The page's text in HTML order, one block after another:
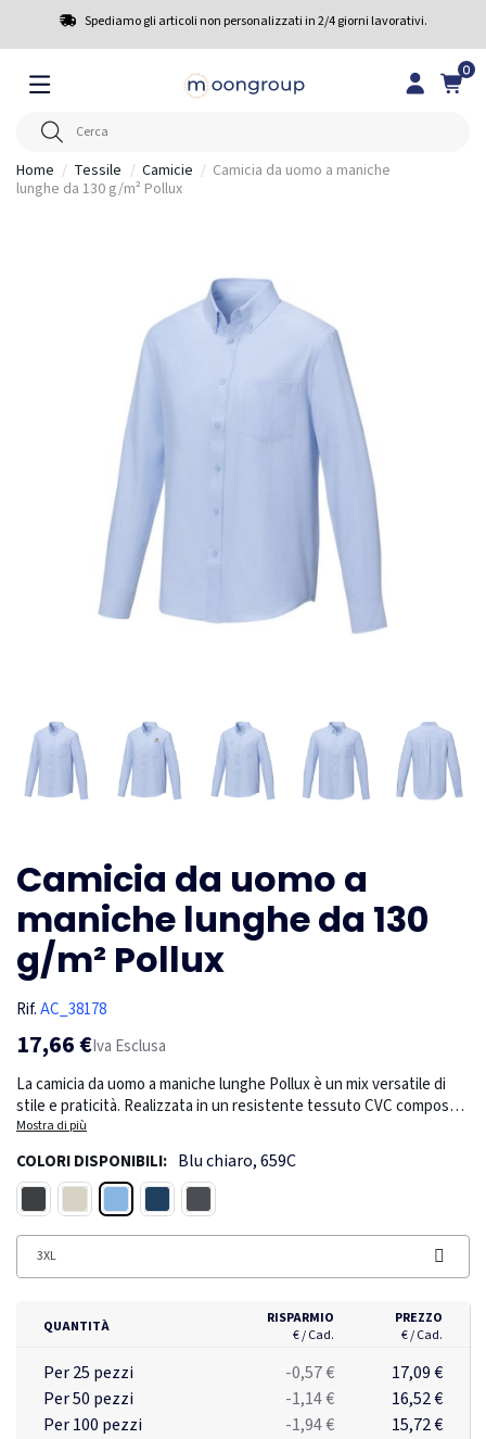
Spediamo gli articoli non personalizzati in 2/4 giorni lavorativi.
0
Home Tessile Camicie
Camicia da uomo a maniche
lunghe da 130 g/m² Pollux
Camicia da uomo a
maniche lunghe da 130
g/m² Pollux
Rif.AC_38178
17,66 €Iva Esclusa
La camicia da uomo a maniche lunghe Pollux è un mix versatile di
stile e praticità. Realizzata in un resistente tessuto CVC composto
per il 55% da cotone e per il 45% da poliestere, questa camicia offre
resistenza alle pieghe e combina la durata con una sensazione di
leggerezza e morbidezza. La camicia è dotata di una tasca sul petto
per una maggiore funzionalità. La piega centrale sul retro mette in
mostra dettagli sottili ma raffinati, mentre le opzioni di
personalizzazione interna consentono di dare un tocco personale.
Inoltre, l'etichetta principale con taglio a strappo garantisce un
comfort senza etichette, rendendo questa camicia un'ottima
Mostra di più
COLORI DISPONIBILI: Blu chiaro, 659C
3XL
QUANTITÀ
RISPARMIO
€ / Cad.
PREZZO
€ / Cad.
Per 25 pezzi -0,57 €
17,09 €
Per 50 pezzi
-1,14 €
16,52 €
Per 100 pezzi
-1,94 € 15,72 €